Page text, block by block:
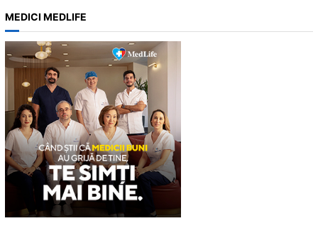
a
r
c
h
MEDICI MEDLIFE